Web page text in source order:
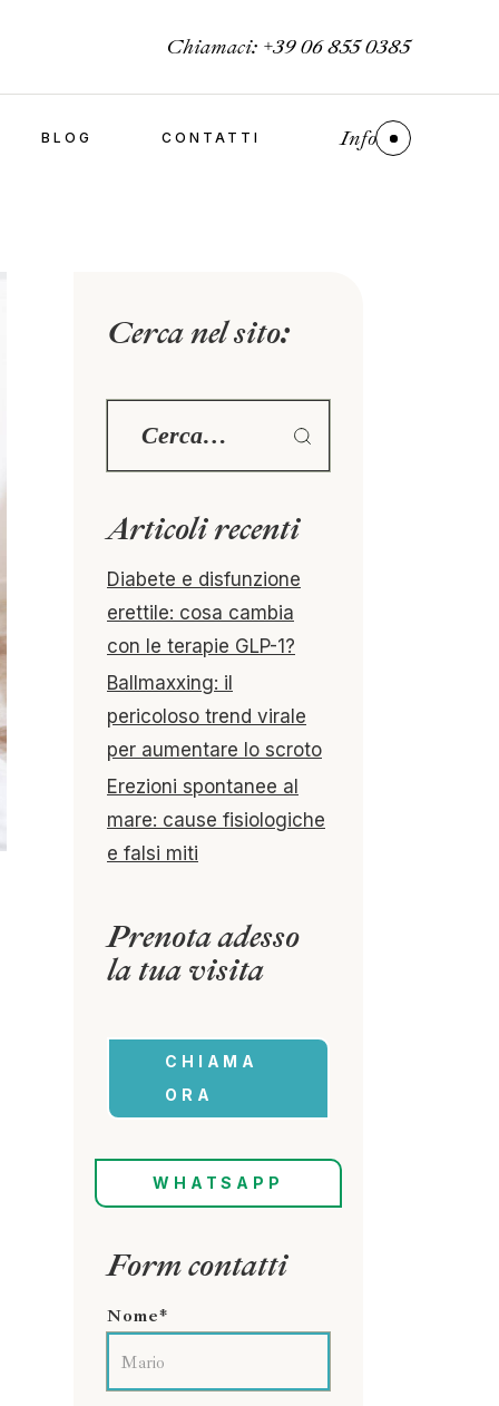
Chiamaci: +39 06 855 0385
BLOG CONTATTI Info
Cerca nel sito:
Articoli recenti
Diabete e disfunzione
erettile: cosa cambia
con le terapie GLP-1?
Ballmaxxing: il
pericoloso trend virale
per aumentare lo scroto
Erezioni spontanee al
mare: cause fisiologiche
e falsi miti
Prenota adesso
la tua visita
CHIAMA
ORA
WHATSAPP
Form contatti
Nome*